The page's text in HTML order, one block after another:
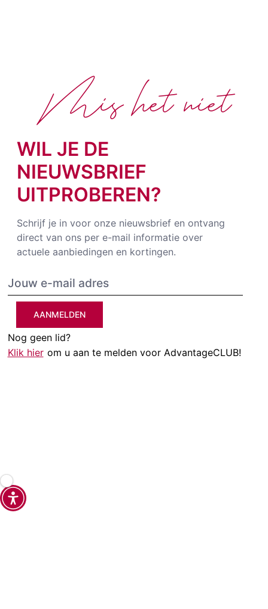
WIL JE DE
NIEUWSBRIEF
UITPROBEREN?
Schrijf je in voor onze nieuwsbrief en ontvang
direct van ons per e-mail informatie over
actuele aanbiedingen en kortingen.
AANMELDEN
Nog geen lid?
Klik hier om u aan te melden voor AdvantageCLUB!
Mis het niet